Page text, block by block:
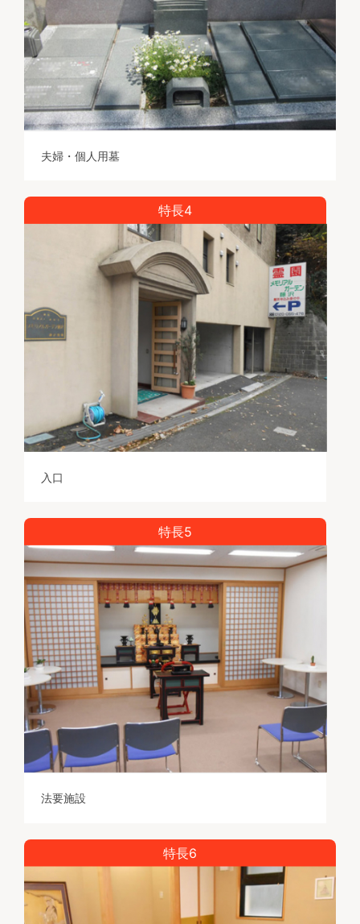
夫婦・個人用墓
特長4
入口
特長5
法要施設
特長6